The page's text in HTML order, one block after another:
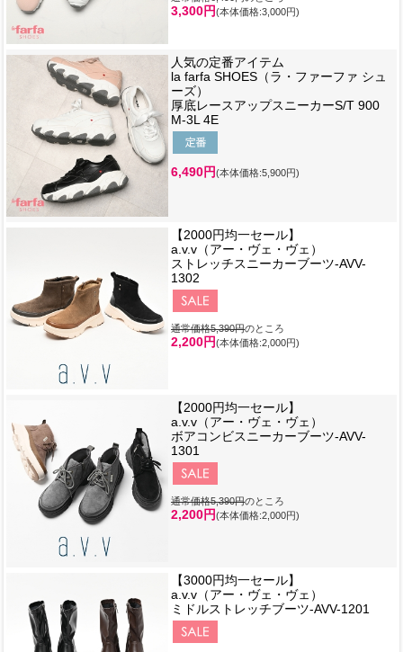
3,300円(本体価格:3,000円)
人気の定番アイテム
la farfa SHOES（ラ・ファーファ シュ
ーズ）
厚底レースアップスニーカーS/T 900
M-3L 4E
6,490円(本体価格:5,900円)
【2000円均一セール】
a.v.v（アー・ヴェ・ヴェ）
ストレッチスニーカーブーツ-AVV-
1302
通常価格5,390円のところ
2,200円(本体価格:2,000円)
【2000円均一セール】
a.v.v（アー・ヴェ・ヴェ）
ボアコンビスニーカーブーツ-AVV-
1301
通常価格5,390円のところ
2,200円(本体価格:2,000円)
【3000円均一セール】
a.v.v（アー・ヴェ・ヴェ）
ミドルストレッチブーツ-AVV-1201